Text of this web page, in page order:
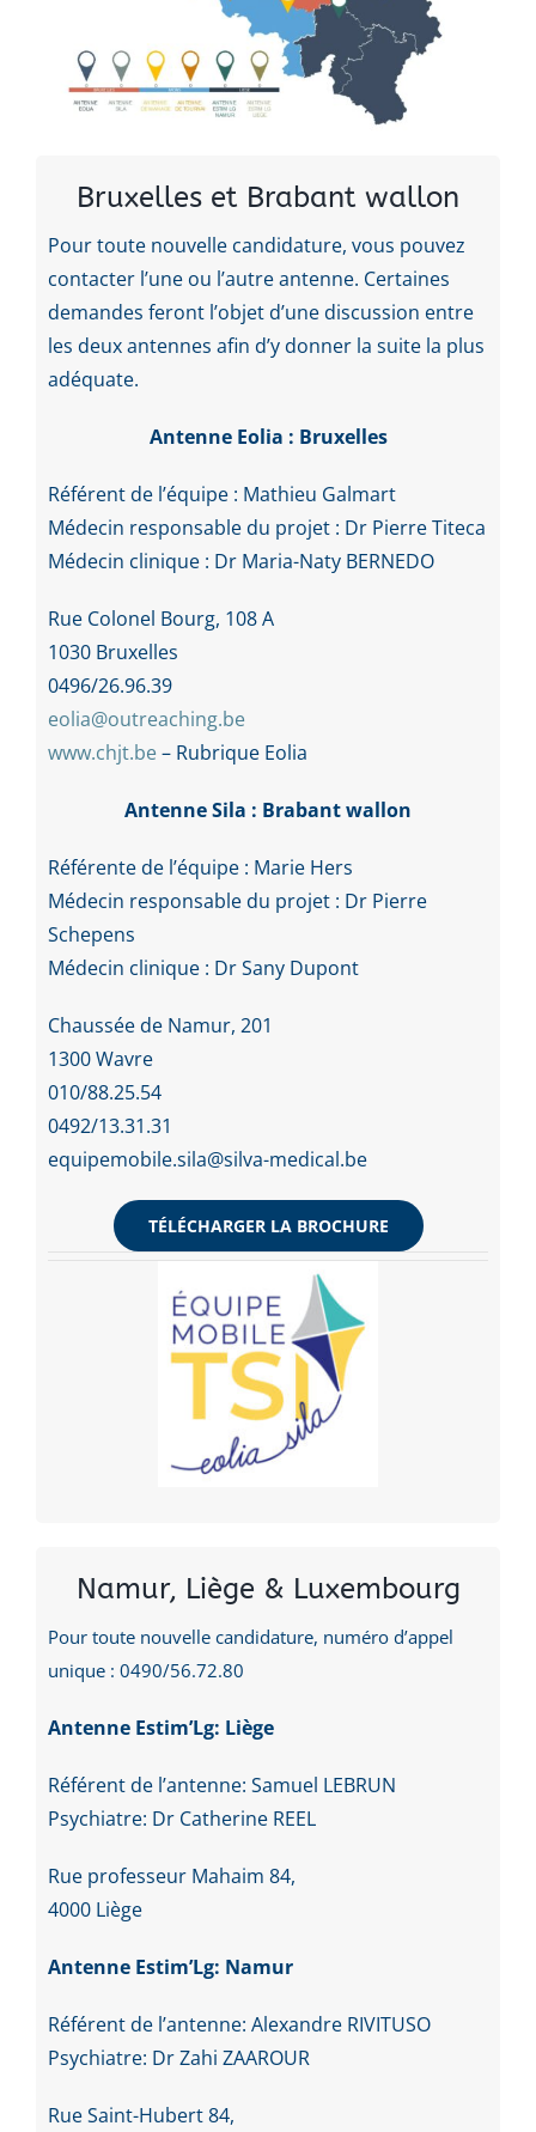
Bruxelles et Brabant wallon
Pourtoute nouvelle candidature, vous pouvez
contacter l’une ou l’autre antenne. Certaines
demandes feront l’objet d’une discussion entre
les deux antennes afin d’y donner la suite la plus
adéquate.
Antenne Eolia : Bruxelles
Référent de l’équipe : Mathieu Galmart
Médecin responsable du projet : Dr Pierre Titeca
Médecin clinique : Dr Maria-Naty BERNEDO
Rue Colonel Bourg, 108 A
1030 Bruxelles
0496/26.96.39
eolia@outreaching.be
www.chjt.be– Rubrique Eolia
Antenne Sila : Brabant wallon
Référente de l’équipe : Marie Hers
Médecin responsable du projet : Dr Pierre
Schepens
Médecin clinique : Dr Sany Dupont
Chaussée de Namur, 201
1300 Wavre
010/88.25.54
0492/13.31.31
equipemobile.sila@silva-medical.be
TÉLÉCHARGER LA BROCHURE
Namur, Liège & Luxembourg
Pour toute nouvelle candidature, numéro d’appel
unique : 0490/56.72.80
Antenne Estim’Lg: Liège
Référent de l’antenne: Samuel LEBRUN
Psychiatre: Dr Catherine REEL
Rue professeur Mahaim 84,
4000 Liège
Antenne Estim’Lg: Namur
Référent de l’antenne: Alexandre RIVITUSO
Psychiatre: Dr Zahi ZAAROUR
Rue Saint-Hubert 84,